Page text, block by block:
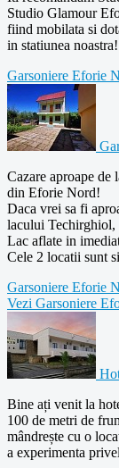
Studio Glamour
fiind mobilata si
in statiunea noastra!
Garsoniere Eforie
Cazare aproape
din Eforie Nord!
Daca vrei sa fi
lacului Techirghiol,
Lac aflate in
Cele 2 locatii sunt
Garsoniere Eforie
Vezi Garsoniere
Bine ați venit la
100 de metri de
mândrește cu o
a experimenta